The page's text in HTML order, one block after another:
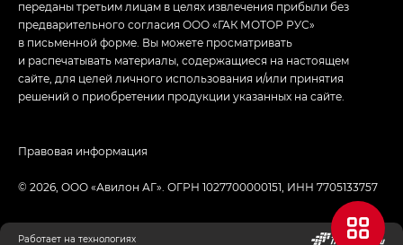
переданы третьим лицам в целях извлечения прибыли без
предварительного согласия ООО «ГАК МОТОР РУС»
в письменной форме. Вы можете просматривать
и распечатывать материалы, содержащиеся на настоящем
сайте, для целей личного использования и/или принятия
решений о приобретении продукции указанных на сайте.
© 2026, ООО «‎Авилон АГ»‎. ОГРН 1027700000151, ИНН 7705133757
Правовая информация
Работает на технологиях